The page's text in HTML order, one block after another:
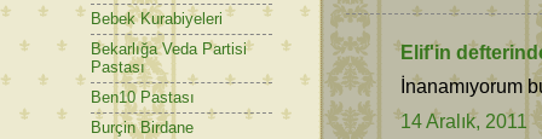
Elif'in
İnanamıyorum
14 Aralık, 2011
Bebek Kurabiyeleri
Bekarlığa Veda Partisi
Pastası
Ben10 Pastası
Burçin Birdane